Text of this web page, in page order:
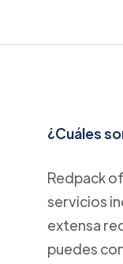
¿Cuáles
Redpack
servicios
extensa
puedes